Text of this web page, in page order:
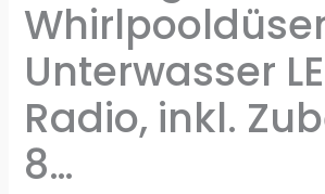
Unterwasser
Radio, inkl.
8…